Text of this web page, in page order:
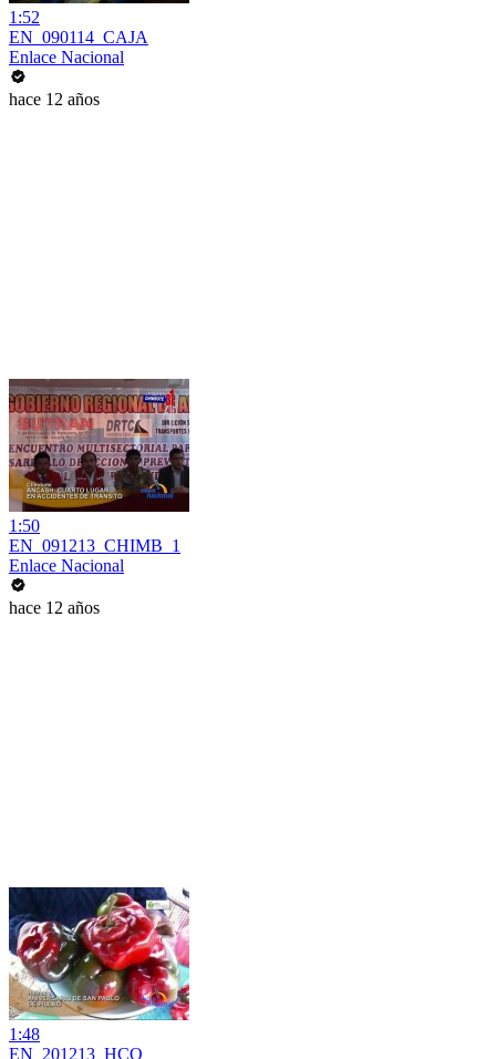
1:52
EN_090114_CAJA
Enlace Nacional
hace 12 años
1:50
EN_091213_CHIMB_1
Enlace Nacional
hace 12 años
1:48
EN_201213_HCO